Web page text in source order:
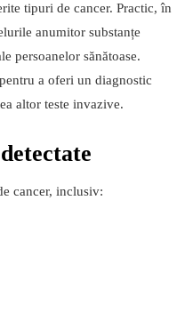
tipuri de cancer. Practic, în
anumitor substanțe
persoanelor sănătoase.
a oferi un diagnostic
altor teste invazive.
cancer, inclusiv: